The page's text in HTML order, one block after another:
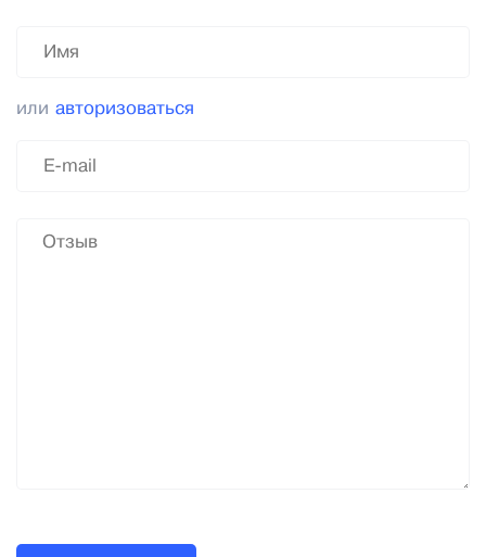
или авторизоваться